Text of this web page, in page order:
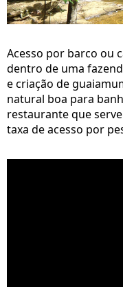
Acesso por barco ou
dentro de uma
e criação de
natural boa para
restaurante que
taxa de acesso por